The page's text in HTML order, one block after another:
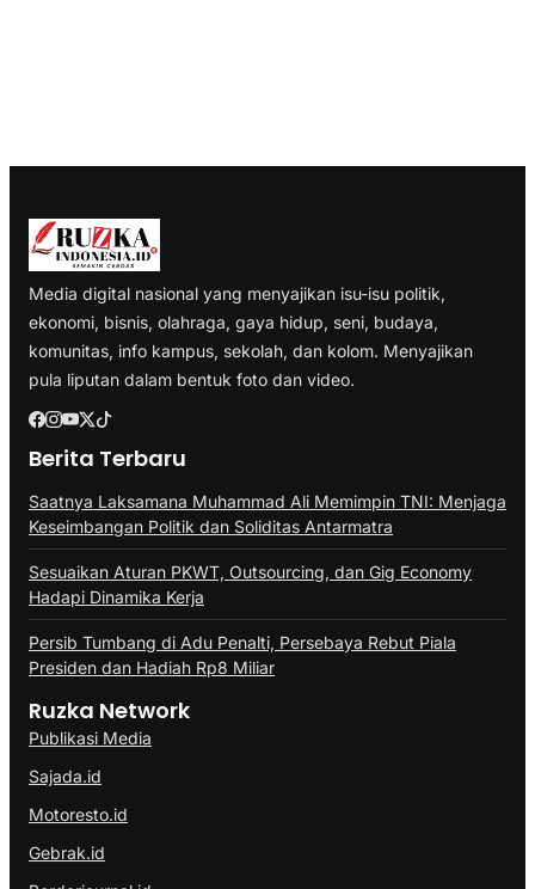
Media digital nasional yang menyajikan isu-isu politik,
ekonomi, bisnis, olahraga, gaya hidup, seni, budaya,
komunitas, info kampus, sekolah, dan kolom. Menyajikan
pula liputan dalam bentuk foto dan video.
Berita Terbaru
Saatnya Laksamana Muhammad Ali Memimpin TNI: Menjaga
Keseimbangan Politik dan Soliditas Antarmatra
Sesuaikan Aturan PKWT, Outsourcing, dan Gig Economy
Hadapi Dinamika Kerja
Persib Tumbang di Adu Penalti, Persebaya Rebut Piala
Presiden dan Hadiah Rp8 Miliar
Ruzka Network
Publikasi Media
Sajada.id
Motoresto.id
Gebrak.id